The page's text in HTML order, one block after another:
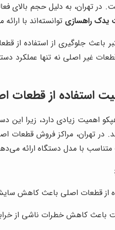
در تهران، به دلیل حجم
یدک راهسازی توانسته‌اند با
باعث جلوگیری از استفاده
غیر اصلی نه تنها عملکرد
استفاده از قطعات
اهمیت زیادی دارد، زیرا
در تهران، مراکز فروش قطعات
با مدل دستگاه ارائه
از قطعات اصلی باعث کاهش
باعث کاهش خطرات ناشی از